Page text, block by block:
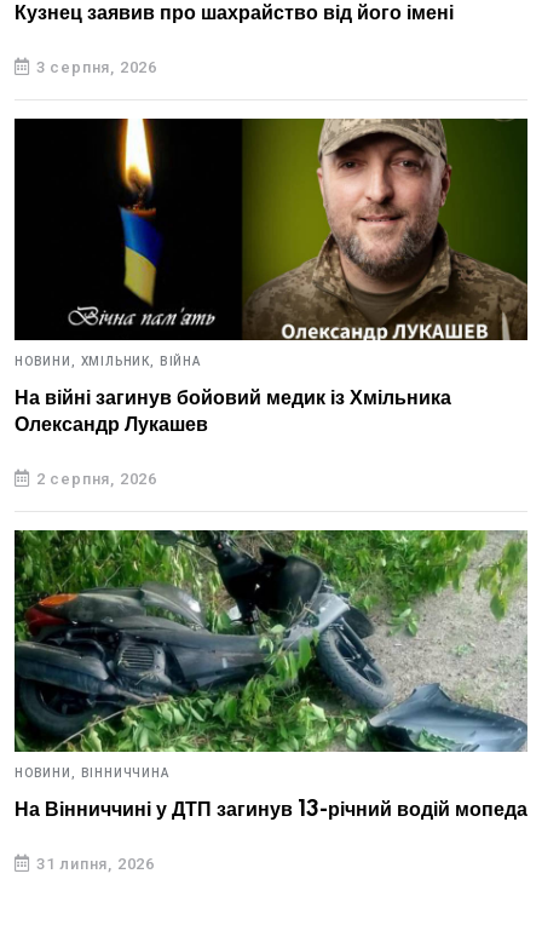
Кузнец заявив про шахрайство від його імені
3 серпня, 2026
НОВИНИ, ХМІЛЬНИК, ВІЙНА
На війні загинув бойовий медик із Хмільника
Олександр Лукашев
2 серпня, 2026
НОВИНИ, ВІННИЧЧИНА
На Вінниччині у ДТП загинув 13-річний водій мопеда
31 липня, 2026